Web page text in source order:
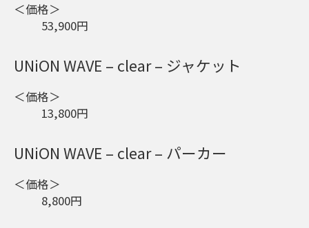
＜価格＞
53,900円
UNiON WAVE – clear – ジャケット
＜価格＞
13,800円
UNiON WAVE – clear – パーカー
＜価格＞
8,800円